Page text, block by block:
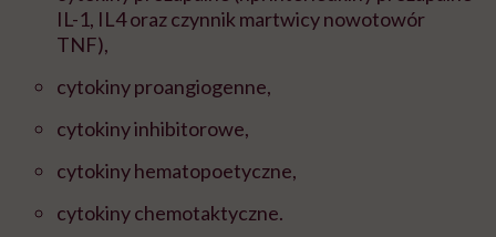
IL-1, IL4 oraz czynnik martwicy nowotowór
TNF),
cytokiny proangiogenne,
cytokiny inhibitorowe,
cytokiny hematopoetyczne,
cytokiny chemotaktyczne.